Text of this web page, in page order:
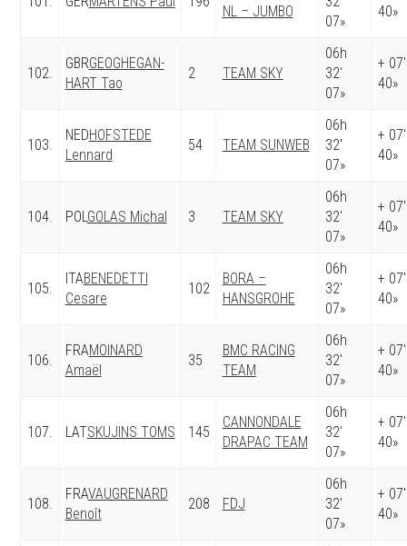
NL – JUMBO
07»
40»
102.
GBRGEOGHEGAN-
HART Tao
2 TEAM SKY
06h
32′
07»
+ 07′
40»
103.
NEDHOFSTEDE
Lennard
54 TEAM SUNWEB
06h
32′
07»
+ 07′
40»
104. POLGOLAS Michal 3 TEAM SKY
06h
32′
07»
+ 07′
40»
105.
ITABENEDETTI
Cesare
102
BORA –
HANSGROHE
06h
32′
07»
+ 07′
40»
106.
FRAMOINARD
Amaël
35
BMC RACING
TEAM
06h
32′
07»
+ 07′
40»
107. LATSKUJINS TOMS 145
CANNONDALE
DRAPAC TEAM
06h
32′
07»
+ 07′
40»
108.
FRAVAUGRENARD
Benoît
208 FDJ
06h
32′
07»
+ 07′
40»